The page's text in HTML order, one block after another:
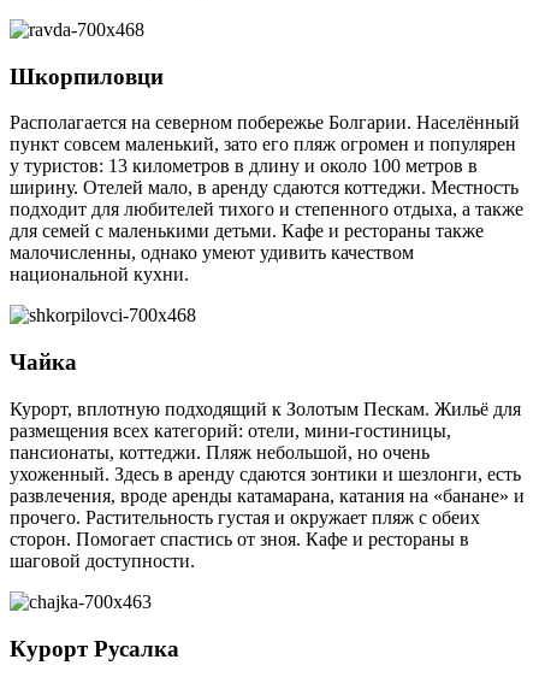
Шкорпиловци
Располагается на северном побережье Болгарии. Населённый
пункт совсем маленький, зато его пляж огромен и популярен
у туристов: 13 километров в длину и около 100 метров в
ширину. Отелей мало, в аренду сдаются коттеджи. Местность
подходит для любителей тихого и степенного отдыха, а также
для семей с маленькими детьми. Кафе и рестораны также
малочисленны, однако умеют удивить качеством
национальной кухни.
Чайка
Курорт, вплотную подходящий к Золотым Пескам. Жильё для
размещения всех категорий: отели, мини-гостиницы,
пансионаты, коттеджи. Пляж небольшой, но очень
ухоженный. Здесь в аренду сдаются зонтики и шезлонги, есть
развлечения, вроде аренды катамарана, катания на «банане» и
прочего. Растительность густая и окружает пляж с обеих
сторон. Помогает спастись от зноя. Кафе и рестораны в
шаговой доступности.
Курорт Русалка